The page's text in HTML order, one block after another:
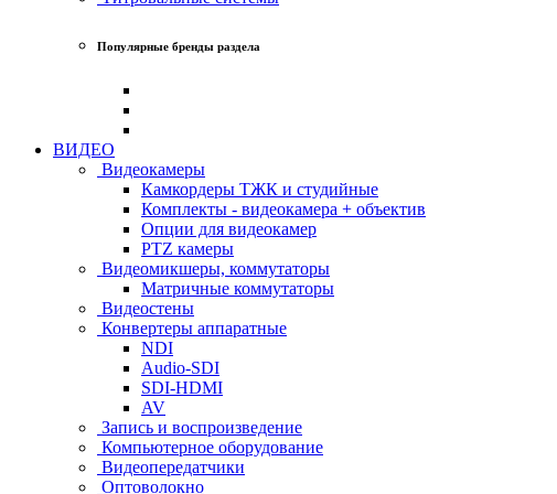
Популярные бренды раздела
ВИДЕО
Видеокамеры
Камкордеры ТЖК и студийные
Комплекты - видеокамера + объектив
Опции для видеокамер
PTZ камеры
Видеомикшеры, коммутаторы
Матричные коммутаторы
Видеостены
Конвертеры аппаратные
NDI
Audio-SDI
SDI-HDMI
AV
Запись и воспроизведение
Компьютерное оборудование
Видеопередатчики
Оптоволокно